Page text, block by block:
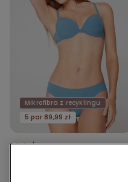
Mikrofibra z recyklingu
5 par 89,99 zł
9 Kolor/-y